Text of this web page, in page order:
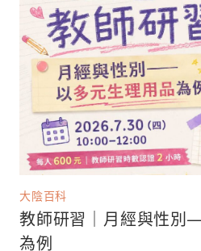
大陰百科
教師研習｜月經與性
為例